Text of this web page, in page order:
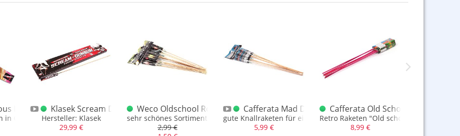
Rockets
in Gold, Blink und Leuchteffekten
Klasek Scream Dumbum Raketen Made in EU.
Hersteller: Klasek
29,99 €
Weco Oldschool Rockets
sehr schönes Sortiment mit 1 kräftigen Pfeifrakete und leisen Buketts
2,99 €
Cafferata Mad Dog Thunder Rockets
gute Knallraketen für einen fairen Preis
5,99 €
Cafferata Old School Rockets
Retro Raketen "Old school"
8,99 €